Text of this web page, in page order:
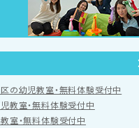
の幼児教室・無料体験受付中
教室・無料体験受付中
室・無料体験受付中